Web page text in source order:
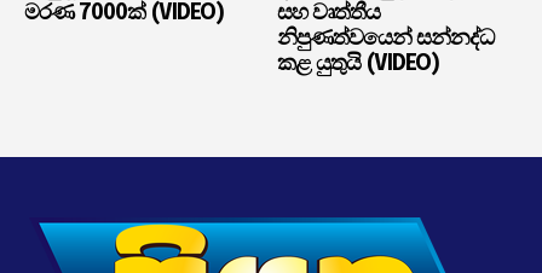
මරණ 7000ක් (VIDEO)
සහ වෘත්තීය
නිපුණත්වයෙන් සන්නද්ධ
කළ යුතුයි (VIDEO)